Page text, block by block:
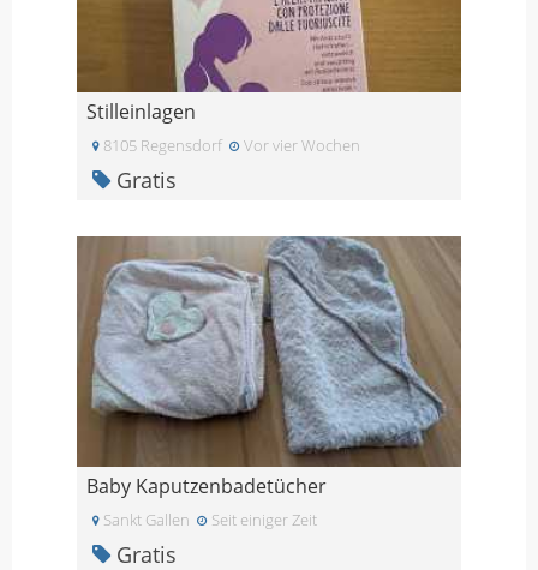
Stilleinlagen
8105 Regensdorf Vor vier Wochen
Gratis
Baby Kaputzenbadetücher
Sankt Gallen Seit einiger Zeit
Gratis